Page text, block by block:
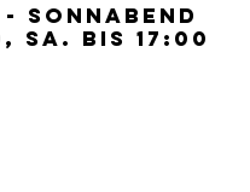
SONNABEND
SA. BIS 17:00
SONNABEND
SA. BIS 17:00